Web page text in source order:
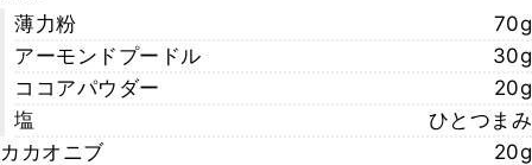
薄力粉
70g
アーモンドプードル
30g
ココアパウダー
20g
塩
ひとつまみ
カカオニブ
20g